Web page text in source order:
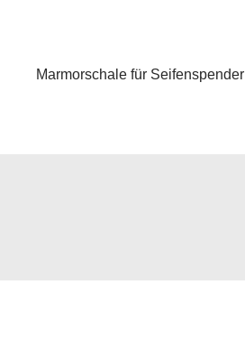
Marmorschale für Seifenspender